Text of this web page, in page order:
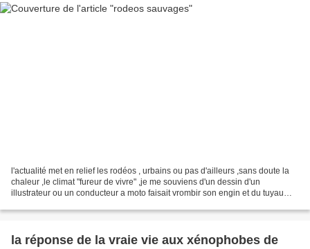
l'actualité met en relief les rodéos , urbains ou pas d'ailleurs ,sans doute la
chaleur ,le climat "fureur de vivre" ,je me souviens d'un dessin d'un
illustrateur ou un conducteur a moto faisait vrombir son engin et du tuyau
la réponse de la vraie vie aux xénophobes de